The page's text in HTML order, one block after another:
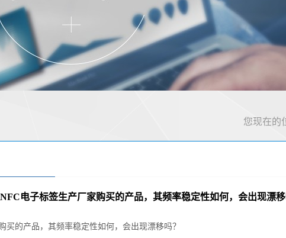
您现在的
电子标签生产厂家购买的产品，其频率稳定性如何，会出现漂移
买的产品，其频率稳定性如何，会出现漂移吗？